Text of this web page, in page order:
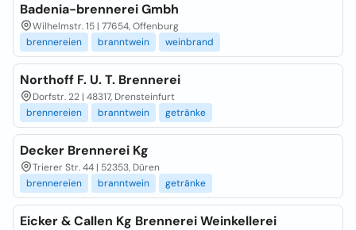
Badenia-brennerei Gmbh
Wilhelmstr. 15 | 77654, Offenburg
brennereien
branntwein weinbrand
Northoff F. U. T. Brennerei
Dorfstr. 22 | 48317, Drensteinfurt
brennereien
branntwein getränke
Decker Brennerei Kg
Trierer Str. 44 | 52353, Düren
brennereien
branntwein getränke
Eicker & Callen Kg Brennerei Weinkellerei